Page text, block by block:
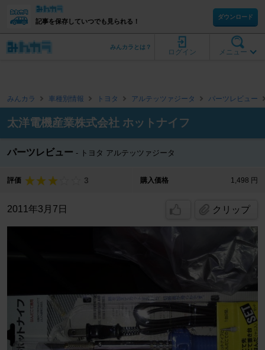
記事を保存していつでも見られる！
ダウンロード
メニュー
ログイン
みんカラとは？
みんカラ 車種別情報 トヨタ アルテッツァジータ パーツレビュー
太洋電機産業株式会社 ホットナイフ
パーツレビュー トヨタ アルテッツァジータ
評価 3 購入価格 1,498 円
2011年3月7日 クリップ